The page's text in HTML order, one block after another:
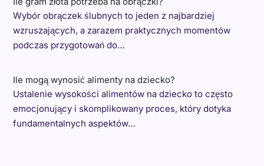
Wybór obrączek ślubnych to jeden z najbardziej
wzruszających, a zarazem praktycznych momentów
podczas przygotowań do…
Ile mogą wynosić alimenty na dziecko?
Ustalenie wysokości alimentów na dziecko to często
emocjonujący i skomplikowany proces, który dotyka
fundamentalnych aspektów…